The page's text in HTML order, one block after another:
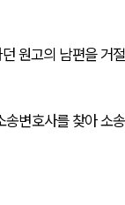
원고의 남편을 거
변호사를 찾아 소